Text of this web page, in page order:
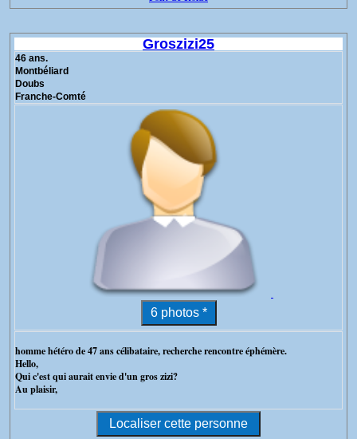
Groszizi25
46 ans.
Montbéliard
Doubs
Franche-Comté
homme hétéro de 47 ans célibataire, recherche rencontre éphémère.
Hello,
Qui c'est qui aurait envie d'un gros zizi?
Au plaisir,